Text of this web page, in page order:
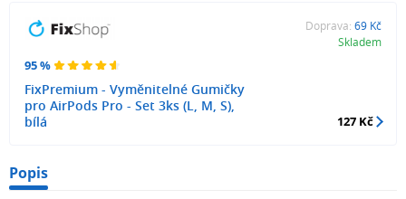
95 %
FixPremium - Vyměnitelné Gumičky
pro AirPods Pro - Set 3ks (L, M, S),
bílá
Doprava: 69 Kč
Skladem
127 Kč
Popis